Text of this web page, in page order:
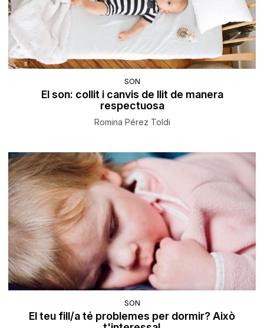
SON
El son: collit i canvis de llit de manera
respectuosa
Romina Pérez Toldi
SON
El teu fill/a té problemes per dormir? Això